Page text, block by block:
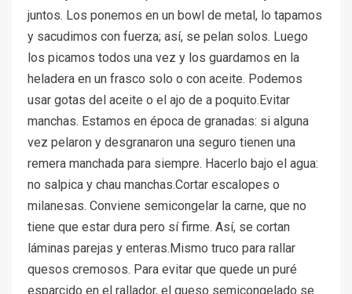
juntos. Los ponemos en un bowl de metal, lo tapamos
y sacudimos con fuerza; así, se pelan solos. Luego
los picamos todos una vez y los guardamos en la
heladera en un frasco solo o con aceite. Podemos
usar gotas del aceite o el ajo de a poquito.Evitar
manchas. Estamos en época de granadas: si alguna
vez pelaron y desgranaron una seguro tienen una
remera manchada para siempre. Hacerlo bajo el agua:
no salpica y chau manchas.Cortar escalopes o
milanesas. Conviene semicongelar la carne, que no
tiene que estar dura pero sí firme. Así, se cortan
láminas parejas y enteras.Mismo truco para rallar
quesos cremosos. Para evitar que quede un puré
esparcido en el rallador, el queso semicongelado se